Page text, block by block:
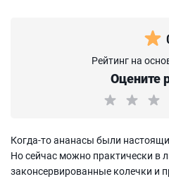
Рейтинг на
Оцените
Когда-то ананасы были
Но сейчас можно практически в
законсервированные колечки и